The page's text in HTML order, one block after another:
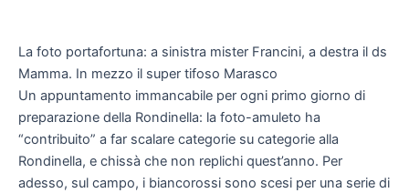
La foto portafortuna: a sinistra mister Francini, a destra il ds
Mamma. In mezzo il super tifoso Marasco
Un appuntamento immancabile per ogni primo giorno di
preparazione della Rondinella: la foto-amuleto ha
“contribuito” a far scalare categorie su categorie alla
Rondinella, e chissà che non replichi quest’anno. Per
adesso, sul campo, i biancorossi sono scesi per una serie di